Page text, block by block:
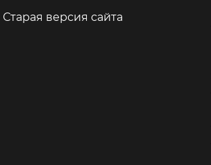
Старая версия сайта